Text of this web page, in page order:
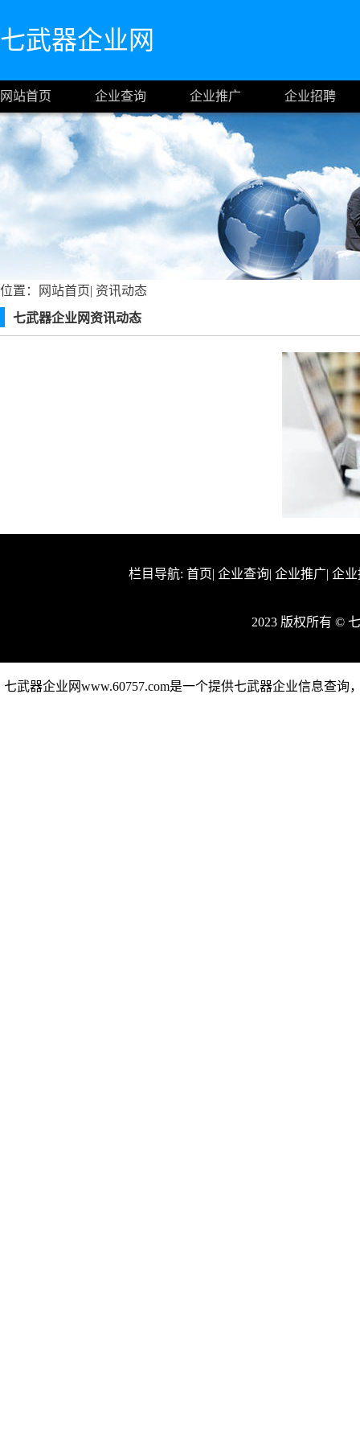
七武器企业网
网站首页 企业查询 企业推广 企业招聘
位置： 网站首页| 资讯动态
七武器企业网资讯动态
栏目导航: 首页| 企业查询| 企业推广| 企
2023 版权所有 ©
七武器企业网www.60757.com是一个提供七武器企业信息查